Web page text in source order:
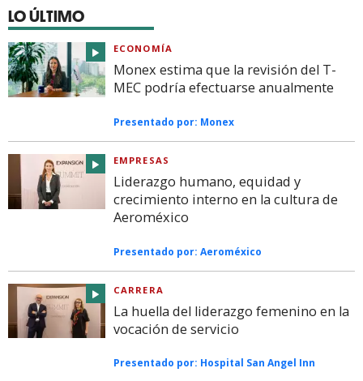
LO ÚLTIMO
ECONOMÍA
Monex estima que la revisión del T-
MEC podría efectuarse anualmente
Presentado por: Monex
EMPRESAS
Liderazgo humano, equidad y
crecimiento interno en la cultura de
Aeroméxico
Presentado por: Aeroméxico
CARRERA
La huella del liderazgo femenino en la
vocación de servicio
Presentado por: Hospital San Angel Inn